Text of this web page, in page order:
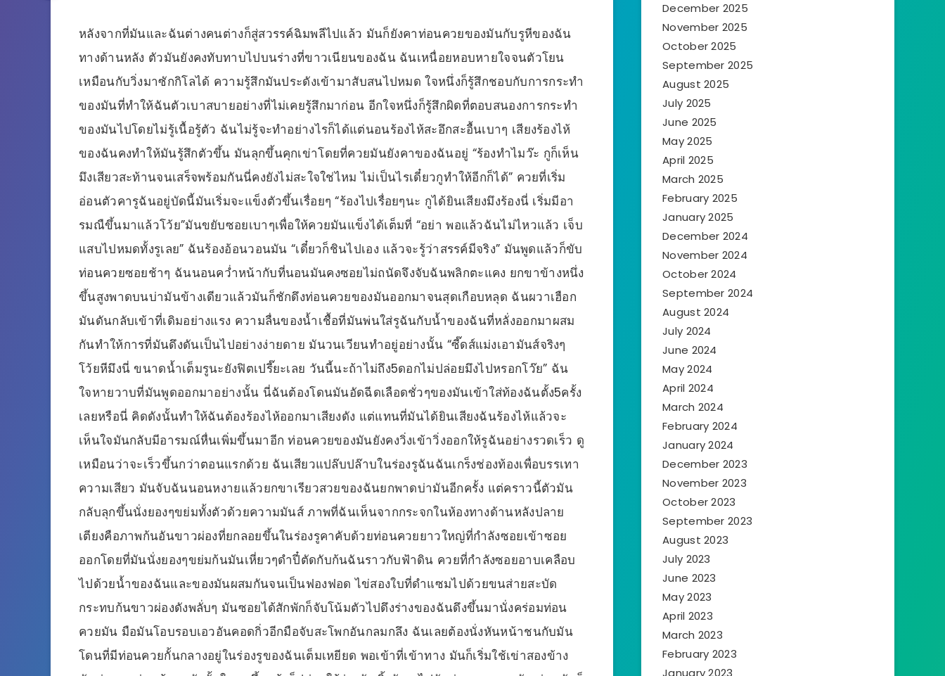
หลังจากที่มันและฉันต่างคนต่างก็สู่สวรรค์ฉิมพลีไปแล้ว มันก็ยังคาท่อนควยของมันกับรูหีของฉัน
ทางด้านหลัง ตัวมันยังคงทับทาบไปบนร่างที่ขาวเนียนของฉัน ฉันเหนื่อยหอบหายใจจนตัวโยน
เหมือนกับวิ่งมาซักกิโลได้ ความรู้สึกมันประดังเข้ามาสับสนไปหมด ใจหนึ่งก็รู้สึกชอบกับการกระทำ
ของมันที่ทำให้ฉันตัวเบาสบายอย่างที่ไม่เคยรู้สึกมาก่อน อีกใจหนึ่งก็รู้สึกผิดที่ตอบสนองการกระทำ
ของมันไปโดยไม่รู้เนื้อรู้ตัว ฉันไม่รู้จะทำอย่างไรก็ได้แต่นอนร้องไห้สะอึกสะอื้นเบาๆ เสียงร้องไห้
ของฉันคงทำให้มันรู้สึกตัวขึ้น มันลุกขึ้นคุกเข่าโดยที่ควยมันยังคาของฉันอยู่ “ร้องทำไมว๊ะ กูก็เห็น
มึงเสียวสะท้านจนเสร็จพร้อมกันนี่คงยังไม่สะใจใช่ไหม ไม่เป็นไรเดี๋ยวกูทำให้อีกก็ได้” ควยที่เริ่ม
อ่อนตัวคารูฉันอยู่บัดนี้มันเริ่มจะแข็งตัวขึ้นเรื่อยๆ “ร้องไปเรื่อยๆนะ กูได้ยินเสียงมึงร้องนี่ เริ่มมีอา
รมณืขึ้นมาแล้วโว้ย”มันขยับซอยเบาๆเพื่อให้ควยมันแข็งได้เต็มที่ “อย่า พอแล้วฉันไม่ไหวแล้ว เจ็บ
แสบไปหมดทั้งรูเลย” ฉันร้องอ้อนวอนมัน “เดี๋ยวก็ชินไปเอง แล้วจะรู้ว่าสรรค์มีจริง” มันพูดแล้วก็ขับ
ท่อนควยซอยช้าๆ ฉันนอนคว่ำหน้ากับที่นอนมันคงซอยไม่ถนัดจึงจับฉันพลิกตะแคง ยกขาข้างหนึ่ง
ขึ้นสูงพาดบนบ่ามันข้างเดียวแล้วมันก็ชักดึงท่อนควยของมันออกมาจนสุดเกือบหลุด ฉันผวาเฮือก
มันดันกลับเข้าที่เดิมอย่างแรง ความลื่นของน้ำเชื้อที่มันพ่นใส่รูฉันกับน้ำของฉันที่หลั่งออกมาผสม
กันทำให้การที่มันดึงดันเป็นไปอย่างง่ายดาย มันวนเวียนทำอยู่อย่างนั้น “ซี๊ดส์แม่งเอามันส์จริงๆ
โว้ยหีมึงนี่ ขนาดน้ำเต็มรูนะยังฟิตเปรี๊ยะเลย วันนี้นะถ้าไม่ถึง5ดอกไม่ปล่อยมึงไปหรอกโว๊ย” ฉัน
ใจหายวาบที่มันพูดออกมาอย่างนั้น นี่ฉันต้องโดนมันอัดฉีดเลือดชั่วๆของมันเข้าใส่ท้องฉันตั้ง5ครั้ง
เลยหรือนี่ คิดดังนั้นทำให้ฉันต้องร้องไห้ออกมาเสียงดัง แต่แทนที่มันได้ยินเสียงฉันร้องไห้แล้วจะ
เห็นใจมันกลับมีอารมณ์หื่นเพิ่มขึ้นมาอีก ท่อนควยของมันยังคงวิ่งเข้าวิ่งออกให้รูฉันอย่างรวดเร็ว ดู
เหมือนว่าจะเร็วขึ้นกว่าตอนแรกด้วย ฉันเสียวแปล๊บปล๊าบในร่องรูฉันฉันเกร็งช่องท้องเพื่อบรรเทา
ความเสียว มันจับฉันนอนหงายแล้วยกขาเรียวสวยของฉันยกพาดบ่ามันอีกครั้ง แต่คราวนี้ตัวมัน
กลับลุกขึ้นนั่งยองๆขย่มทั้งตัวด้วยความมันส์ ภาพที่ฉันเห็นจากกระจกในห้องทางด้านหลังปลาย
เตียงคือภาพก้นอันขาวผ่องที่ยกลอยขึ้นในร่องรูคาคับด้วยท่อนควยยาวใหญ่ที่กำลังซอยเข้าซอย
ออกโดยที่มันนั่งยองๆขย่มก้นมันเหี่ยวๆดำปี๋ตัดกับก้นฉันราวกับฟ้าดิน ควยที่กำลังซอยอาบเคลือบ
ไปด้วยน้ำของฉันและของมันผสมกันจนเป็นฟองฟอด ไข่สองใบที่ดำแซมไปด้วยขนส่ายสะบัด
กระทบก้นขาวผ่องดังพลั่บๆ มันซอยได้สักพักก็จับโน้มตัวไปดึงร่างของฉันดึงขึ้นมานั่งคร่อมท่อน
ควยมัน มือมันโอบรอบเอวอันคอดกิ่วอีกมือจับสะโพกอันกลมกลึง ฉันเลยต้องนั่งหันหน้าชนกับมัน
โดนที่มีท่อนควยกั้นกลางอยู่ในร่องรูของฉันเต็มเหยียด พอเข้าที่เข้าทาง มันก็เริ่มใช้เข่าสองข้าง
December 2025
November 2025
October 2025
September 2025
August 2025
July 2025
June 2025
May 2025
April 2025
March 2025
February 2025
January 2025
December 2024
November 2024
October 2024
September 2024
August 2024
July 2024
June 2024
May 2024
April 2024
March 2024
February 2024
January 2024
December 2023
November 2023
October 2023
September 2023
August 2023
July 2023
June 2023
May 2023
April 2023
March 2023
February 2023